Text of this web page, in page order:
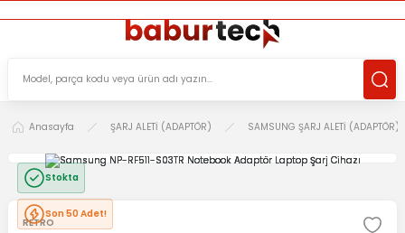
Anasayfa ŞARJ ALETİ (ADAPTÖR) SAMSUNG ŞARJ ALETİ (ADAPTÖR)
Stokta
Son 50 Adet!
RETRO